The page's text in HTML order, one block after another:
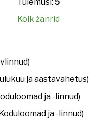
Kõik žanrid
ja aastavahetus)
ja -linnud)
ja -linnud)